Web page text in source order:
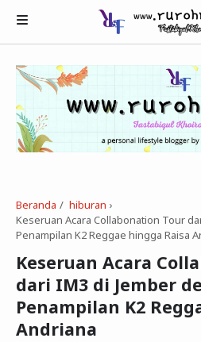
Beauty
Healthy
Tech
Beranda hiburan ›
Keseruan Acara Collabonation Tour
Penampilan K2 Reggae hingga Raisa
Keseruan Acara
dari IM3 di Jember
Penampilan K2
‎Andriana